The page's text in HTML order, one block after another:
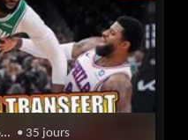
Trash Talk : Chaîne Youtube • 35 jours